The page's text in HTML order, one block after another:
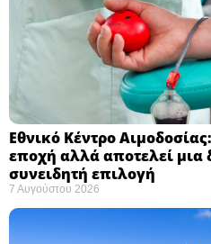
Εθνικό Κέντρο
εποχή αλλά αποτελεί μια
συνειδητή επιλογή ​
7 Αυγούστου 2026